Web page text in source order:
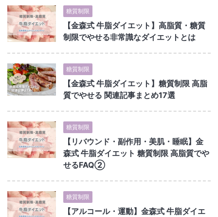
糖質制限
【金森式 牛脂ダイエット】高脂質・糖質
制限でやせる非常識なダイエットとは
糖質制限
【金森式 牛脂ダイエット】糖質制限 高脂
質でやせる 関連記事まとめ17選
糖質制限
【リバウンド・副作用・美肌・睡眠】金
森式 牛脂ダイエット 糖質制限 高脂質でや
せるFAQ②
糖質制限
【アルコール・運動】金森式 牛脂ダイエ